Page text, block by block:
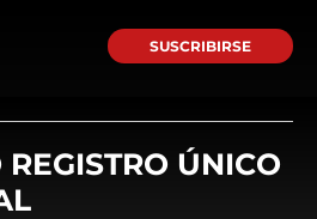
SUSCRIBIRSE
ÚNICO